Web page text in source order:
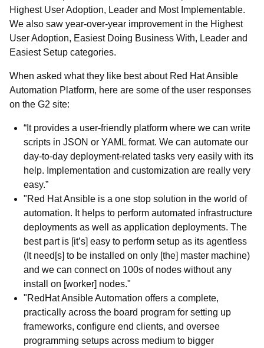
Highest User Adoption, Leader and Most Implementable.
We also saw year-over-year improvement in the Highest
User Adoption, Easiest Doing Business With, Leader and
Easiest Setup categories.
When asked what they like best about Red Hat Ansible
Automation Platform, here are some of the user responses
on the G2 site:
“It provides a user-friendly platform where we can write
scripts in JSON or YAML format. We can automate our
day-to-day deployment-related tasks very easily with its
help. Implementation and customization are really very
easy.”
"Red Hat Ansible is a one stop solution in the world of
automation. It helps to perform automated infrastructure
deployments as well as application deployments. The
best part is [it’s] easy to perform setup as its agentless
(It need[s] to be installed on only [the] master machine)
and we can connect on 100s of nodes without any
install on [worker] nodes."
"RedHat Ansible Automation offers a complete,
practically across the board program for setting up
frameworks, configure end clients, and oversee
programming setups across medium to bigger